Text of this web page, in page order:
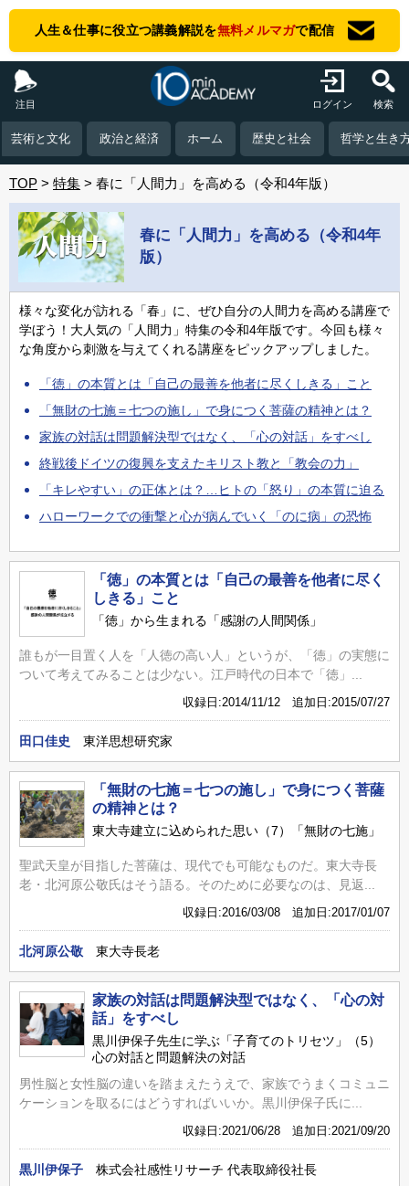
人生＆仕事に役立つ講義解説を無料メルマガで配信
注目 ログイン 検索
芸術と文化 政治と経済 ホーム 歴史と社会 哲学と生き
TOP 特集 春に「人間力」を高める（令和4年版）
春に「人間力」を高める（令和4年
版）
様々な変化が訪れる「春」に、ぜひ自分の人間力を高める講座で
学ぼう！大人気の「人間力」特集の令和4年版です。今回も様々
な角度から刺激を与えてくれる講座をピックアップしました。
「徳」の本質とは「自己の最善を他者に尽くしきる」こと
「無財の七施＝七つの施し」で身につく菩薩の精神とは？
家族の対話は問題解決型ではなく、「心の対話」をすべし
終戦後ドイツの復興を支えたキリスト教と「教会の力」
「キレやすい」の正体とは？…ヒトの「怒り」の本質に迫る
ハローワークでの衝撃と心が病んでいく「のに病」の恐怖
「徳」の本質とは「自己の最善を他者に尽く
しきる」こと
「徳」から生まれる「感謝の人間関係」
誰もが一目置く人を「人徳の高い人」というが、「徳」の実態に
ついて考えてみることは少ない。江戸時代の日本で「徳」...
収録日:2014/11/12 追加日:2015/07/27
田口佳史 東洋思想研究家
「無財の七施＝七つの施し」で身につく菩薩
の精神とは？
東大寺建立に込められた思い（7）「無財の七施」
聖武天皇が目指した菩薩は、現代でも可能なものだ。東大寺長
老・北河原公敬氏はそう語る。そのために必要なのは、見返...
収録日:2016/03/08 追加日:2017/01/07
北河原公敬 東大寺長老
家族の対話は問題解決型ではなく、「心の対
話」をすべし
黒川伊保子先生に学ぶ「子育てのトリセツ」（5）
心の対話と問題解決の対話
男性脳と女性脳の違いを踏まえたうえで、家族でうまくコミュニ
ケーションを取るにはどうすればいいか。黒川伊保子氏に...
収録日:2021/06/28 追加日:2021/09/20
黒川伊保子 株式会社感性リサーチ 代表取締役社長